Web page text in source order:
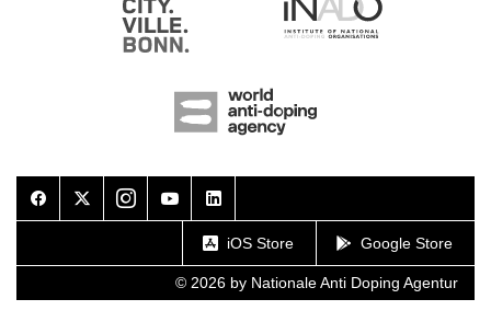
FacebookTwitterInstagramYoutubeLinkedIn
iOS Store Google Store
© 2026 by Nationale Anti Doping Agentur